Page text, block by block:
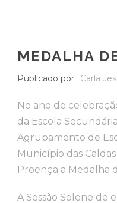
MEDALHA
Publicado por Carla
No ano de
da Escola
Agrupamento de
Município das
Proença a Medalha
A Sessão Solene de